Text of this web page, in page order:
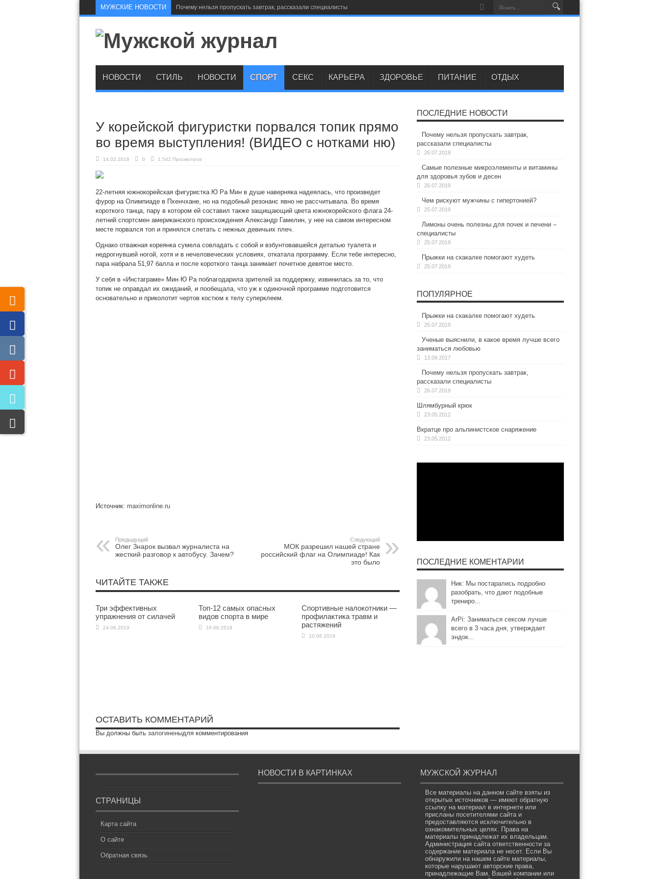
МУЖСКИЕ НОВОСТИ Почему нельзя пропускать завтрак, рассказали специалисты
НОВОСТИ СТИЛЬ НОВОСТИ СПОРТ СЕКС КАРЬЕРА ЗДОРОВЬЕ ПИТАНИЕ ОТДЫХ
У корейской фигуристки порвался топик прямо
во время выступления! (ВИДЕО с нотками ню)
14.02.2018 0 1,542 Просмотров
22-летняя южнокорейская фигуристка Ю Ра Мин в душе наверняка надеялась, что произведет
фурор на Олимпиаде в Пхенчхане, но на подобный резонанс явно не рассчитывала. Во время
короткого танца, пару в котором ей составил также защищающий цвета южнокорейского флага 24-
летний спортсмен американского происхождения Александр Гамелин, у нее на самом интересном
месте порвался топ и принялся слетать с нежных девичьих плеч.
Однако отважная кореянка сумела совладать с собой и взбунтовавшейся деталью туалета и
недрогнувшей ногой, хотя и в нечеловеческих условиях, откатала программу. Если тебе интересно,
пара набрала 51,97 балла и после короткого танца занимает почетное девятое место.
У себя в «Инстаграме» Мин Ю Ра поблагодарила зрителей за поддержку, извинилась за то, что
топик не оправдал их ожиданий, и пообещала, что уж к одиночной программе подготовится
основательно и приколотит чертов костюм к телу суперклеем.
Источник: maximonline.ru
Предыдущий
Олег Знарок вызвал журналиста на
жесткий разговор к автобусу. Зачем?
Следующий
МОК разрешил нашей стране
российский флаг на Олимпиаде! Как
это было
ЧИТАЙТЕ ТАКЖЕ
Три эффективных
упражнения от силачей
24.06.2019
Топ-12 самых опасных
видов спорта в мире
16.06.2019
Спортивные налокотники —
профилактика травм и
растяжений
10.06.2019
ОСТАВИТЬ КОММЕНТАРИЙ
Вы должны быть залогиненыдля комментирования
ПОСЛЕДНИЕ НОВОСТИ
Почему нельзя пропускать завтрак,
рассказали специалисты
26.07.2019
Самые полезные микроэлементы и витамины
для здоровья зубов и десен
26.07.2019
Чем рискуют мужчины с гипертонией?
25.07.2019
Лимоны очень полезны для почек и печени –
специалисты
25.07.2019
Прыжки на скакалке помогают худеть
25.07.2019
ПОПУЛЯРНОЕ
Прыжки на скакалке помогают худеть
25.07.2019
Ученые выяснили, в какое время лучше всего
заниматься любовью
13.09.2017
Почему нельзя пропускать завтрак,
рассказали специалисты
26.07.2019
Шлямбурный крюк
23.05.2012
Вкратце про альпинистское снаряжение
23.05.2012
ПОСЛЕДНИЕ КОМЕНТАРИИ
Ник: Мы постарались подробно
разобрать, что дают подобные
трениро...
ArPi: Заниматься сексом лучше
всего в 3 часа дня, утверждает
эндок...
СТРАНИЦЫ
Карта сайта
О сайте
Обратная связь
НОВОСТИ В КАРТИНКАХ МУЖСКОЙ ЖУРНАЛ
Все материалы на данном сайте взяты из
открытых источников — имеют обратную
ссылку на материал в интернете или
присланы посетителями сайта и
предоставляются исключительно в
ознакомительных целях. Права на
материалы принадлежат их владельцам.
Администрация сайта ответственности за
содержание материала не несет. Если Вы
обнаружили на нашем сайте материалы,
которые нарушают авторские права,
принадлежащие Вам, Вашей компании или